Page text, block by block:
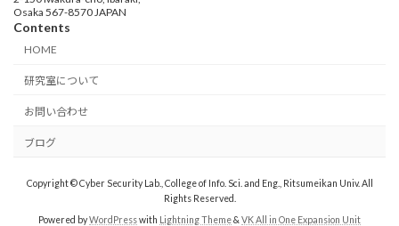
Osaka 567-8570 JAPAN
Contents
HOME
研究室について
お問い合わせ
ブログ
Copyright © Cyber Security Lab., College of Info. Sci. and Eng., Ritsumeikan Univ. All
Rights Reserved.
Powered byWordPresswith Lightning Theme& VK All in One Expansion Unit